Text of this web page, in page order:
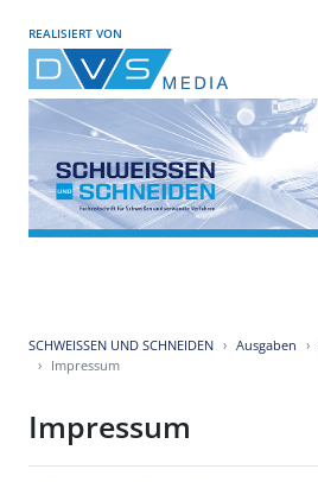
REALISIERT VON
SCHWEISSEN UND SCHNEIDEN Ausgaben
Impressum
Impressum